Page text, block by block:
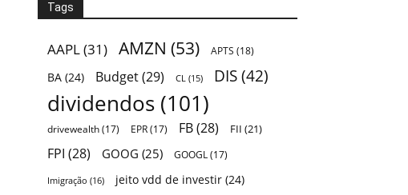
Tags
AAPL(31) AMZN (53) APTS (18)
BA (24) Budget(29) CL (15) DIS (42)
dividendos (101)
drivewealth(17) EPR(17) FB(28) FII (21)
FPI (28) GOOG (25) GOOGL (17)
Imigração (16) jeito vdd de investir (24)